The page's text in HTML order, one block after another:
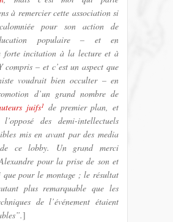
à remercier cette association si
pour son action de
populaire – et en
forte incitation à la lecture et à
compris – et c’est un aspect que
voudrait bien occulter – en
d’un grand nombre de
juifs1 de premier plan, et
des demi-intellectuels
mis en avant par des media
ce lobby. Un grand merci
pour la prise de son et
que pour le montage ; le résultat
plus remarquable que les
de l’événement étaient
]